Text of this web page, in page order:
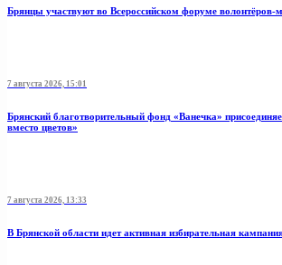
Брянцы участвуют во Всероссийском форуме волонтёров-
7 августа 2026, 15:01
Брянский благотворительный фонд «Ванечка»
вместо цветов»
7 августа 2026, 13:33
В Брянской области идет активная избирательная